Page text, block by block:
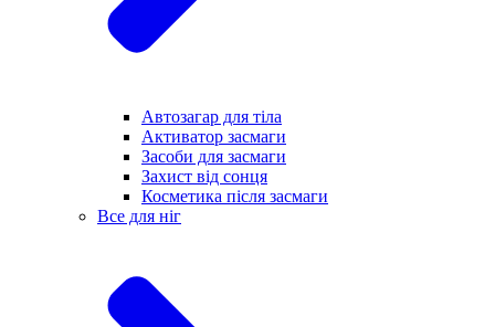
Автозагар для тіла
Активатор засмаги
Засоби для засмаги
Захист від сонця
Косметика після засмаги
Все для ніг